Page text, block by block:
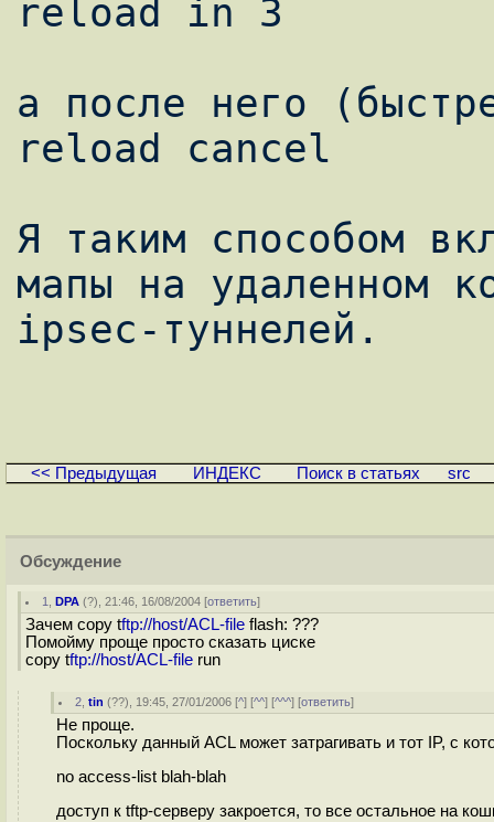
reload in 3
а после него
reload cancel
Я таким способом
мапы на удаленном
ipsec-туннелей.
<< Предыдущая ИНДЕКС Поиск в статьях src
Обсуждение
1 ,DPA (?), 21:46, 16/08/2004 [ответить]
Зачем copy tftp://host/ACL-file flash: ???
Помойму проще просто сказать циске
copy tftp://host/ACL-file run
2 ,tin (??), 19:45, 27/01/2006 [^] [^^] [^^^] [ответить]
Не проще.
Поскольку данный ACL может затрагивать и тот IP, с
no access-list blah-blah
доступ к tftp-серверу закроется, то все остальное на